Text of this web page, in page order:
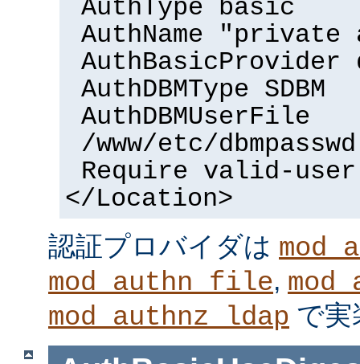
AuthType basic
AuthName "private
AuthBasicProvider
AuthDBMType SDBM
AuthDBMUserFile
/www/etc/dbmpasswd
Require valid-user
</Location>
認証プロバイダは
mod_authn_file,
mod_authnz_ldap で実